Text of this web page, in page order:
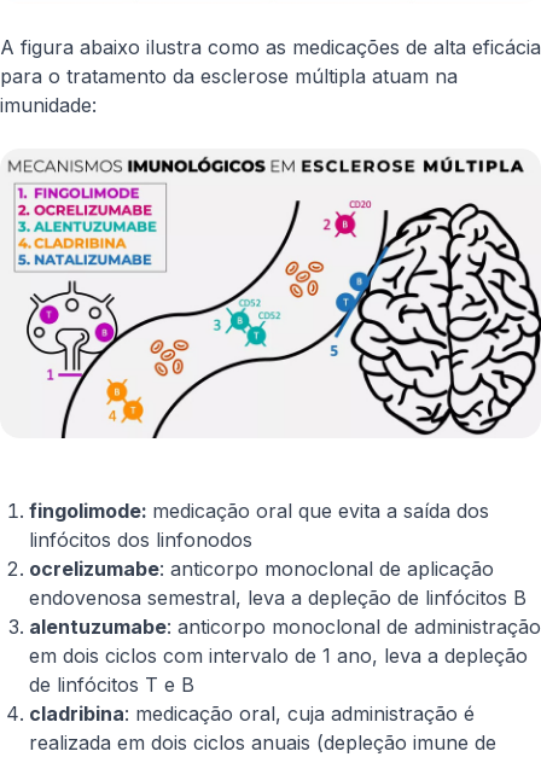
A figura abaixo ilustra como as medicações de alta eficácia
para o tratamento da esclerose múltipla atuam na
imunidade:
fingolimode: medicação oral que evita a saída dos
linfócitos dos linfonodos
ocrelizumabe: anticorpo monoclonal de aplicação
endovenosa semestral, leva a depleção de linfócitos B
alentuzumabe: anticorpo monoclonal de administração
em dois ciclos com intervalo de 1 ano, leva a depleção
de linfócitos T e B
cladribina: medicação oral, cuja administração é
realizada em dois ciclos anuais (depleção imune de